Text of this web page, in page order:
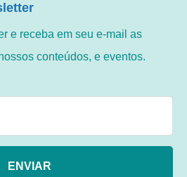
e receba em seu e-mail as
conteúdos, e eventos.
ENVIAR